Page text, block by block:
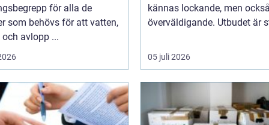
för alla de
som behövs för att vatten,
avlopp ...
kännas lockande, men
överväldigande. Utbudet är
05 juli 2026